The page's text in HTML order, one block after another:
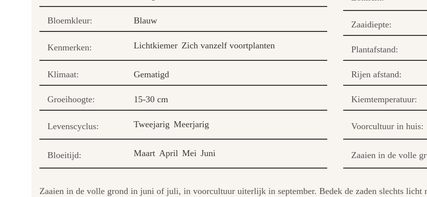
Bloemkleur: Blauw
Kenmerken: Lichtkiemer Zich vanzelf voortplanten
Klimaat: Gematigd
Groeihoogte: 15-30 cm
Levenscyclus: Tweejarig Meerjarig
Bloeitijd: Maart April Mei Juni
Zaaidiepte:
Plantafstand:
Rijen afstand:
Kiemtemperatuur:
Voorcultuur in huis:
Zaaien in de volle
Zaaien in de volle grond in juni of juli, in voorcultuur uiterlijk in september. Bedek de zaden slechts licht